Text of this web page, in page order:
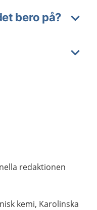
bero på?
redaktionen
kemi, Karolinska